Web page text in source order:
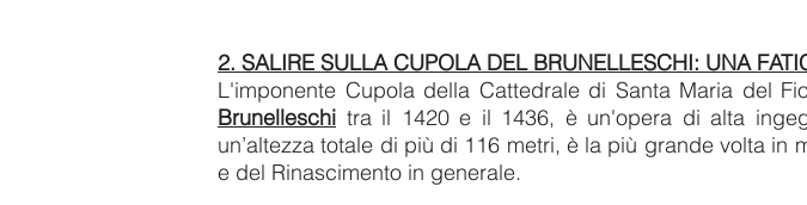
2. SALIRE SULLA CUPOLA DEL BRUNELLESCHI: UNA
L'imponente Cupola della Cattedrale di Santa Maria del
Brunelleschi tra il 1420 e il 1436, è un'opera di alta
un’altezza totale di più di 116 metri, è la più grande volta
e del Rinascimento in generale.